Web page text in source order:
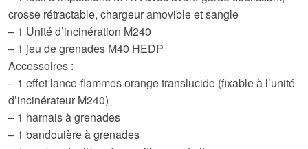
crosse rétractable, chargeur amovible et sangle
– 1 Unité d’incinération M240
– 1 jeu de grenades M40 HEDP
Accessoires :
– 1 effet lance-flammes orange translucide (fixable à l’unité
d’incinérateur M240)
– 1 harnais à grenades
– 1 bandouière à grenades